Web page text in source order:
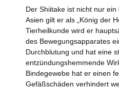
Der Shiitake ist nicht nur
Asien gilt er als „König der
Tierheilkunde wird er
des Bewegungsapparates
Durchblutung und hat eine
entzündungshemmende
Bindegewebe hat er einen
Gefäßschäden verhindert